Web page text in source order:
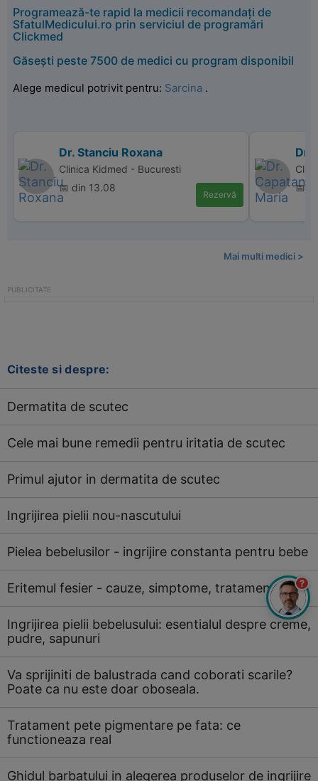
Programează-te rapid la medicii recomandați de
SfatulMedicului.ro prin serviciul de programări
Clickmed
Găsești peste 7500 de medici cu program disponibil
Alege medicul potrivit pentru: Sarcina .
Dr. Stanciu Roxana
Clinica Kidmed - Bucuresti
📅 din 13.08
Rezervă
Dr.
📅
Mai multi medici >
Citeste si despre:
Dermatita de scutec
Cele mai bune remedii pentru iritatia de scutec
Primul ajutor in dermatita de scutec
Ingrijirea pielii nou-nascutului
Pielea bebelusilor - ingrijire constanta pentru bebe
Eritemul fesier - cauze, simptome, tratament
Ingrijirea pielii bebelusului: esentialul despre creme,
pudre, sapunuri
Va sprijiniti de balustrada cand coborati scarile?
Poate ca nu este doar oboseala.
Tratament pete pigmentare pe fata: ce
functioneaza real
Ghidul barbatului in alegerea produselor de ingrijire
?